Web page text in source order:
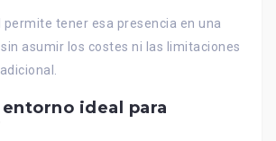
tener esa presencia en una
asumir los costes ni las limitaciones
ideal para